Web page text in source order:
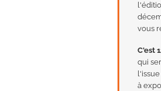
vous
C'est
qui
à